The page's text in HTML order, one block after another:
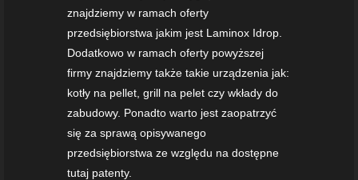
znajdziemy w ramach oferty
przedsiębiorstwa jakim jest Laminox Idrop.
Dodatkowo w ramach oferty powyższej
firmy znajdziemy także takie urządzenia jak:
kotły na pellet, grill na pelet czy wkłady do
zabudowy. Ponadto warto jest zaopatrzyć
się za sprawą opisywanego
przedsiębiorstwa ze względu na dostępne
tutaj patenty.